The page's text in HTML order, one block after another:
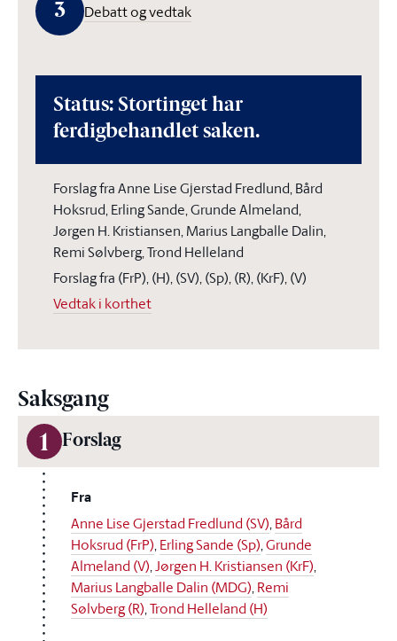
3 Debatt og vedtak
Status: Stortinget har
ferdigbehandlet saken.
Forslag fra Anne Lise Gjerstad Fredlund, Bård
Hoksrud, Erling Sande, Grunde Almeland,
Jørgen H. Kristiansen, Marius Langballe Dalin,
Remi Sølvberg, Trond Helleland
Forslag fra (FrP), (H), (SV), (Sp), (R), (KrF), (V)
Vedtak i korthet
Saksgang
1 Forslag
Fra
Anne Lise Gjerstad Fredlund (SV),Bård
Hoksrud (FrP),Erling Sande (Sp),Grunde
Almeland (V),Jørgen H. Kristiansen (KrF),
Marius Langballe Dalin (MDG),Remi
Sølvberg (R),Trond Helleland (H)